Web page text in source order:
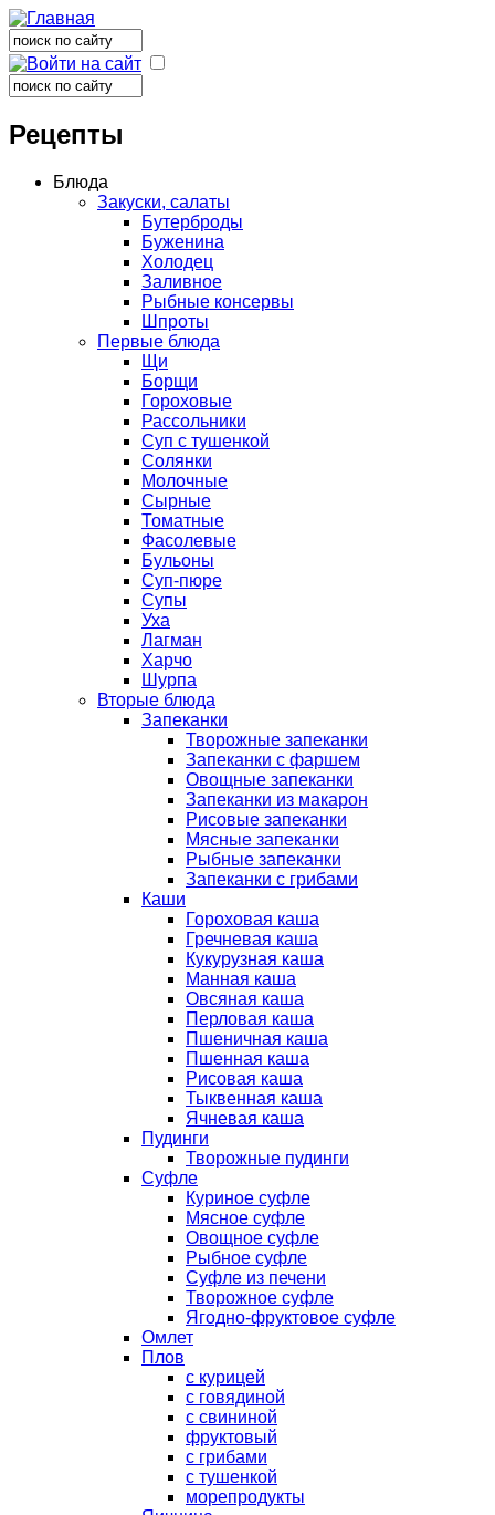
Форма поиска
Поиск
Поиск
Рецепты
Блюда
Закуски, салаты
Бутерброды
Буженина
Холодец
Заливное
Рыбные консервы
Шпроты
Первые блюда
Щи
Борщи
Гороховые
Рассольники
Суп с тушенкой
Солянки
Молочные
Сырные
Томатные
Фасолевые
Бульоны
Суп-пюре
Супы
Уха
Лагман
Харчо
Шурпа
Вторые блюда
Запеканки
Творожные запеканки
Запеканки с фаршем
Овощные запеканки
Запеканки из макарон
Рисовые запеканки
Мясные запеканки
Рыбные запеканки
Запеканки с грибами
Каши
Гороховая каша
Гречневая каша
Кукурузная каша
Манная каша
Овсяная каша
Перловая каша
Пшеничная каша
Пшенная каша
Рисовая каша
Тыквенная каша
Ячневая каша
Пудинги
Творожные пудинги
Суфле
Куриное суфле
Мясное суфле
Овощное суфле
Рыбное суфле
Суфле из печени
Творожное суфле
Ягодно-фруктовое суфле
Омлет
Плов
с курицей
с говядиной
с свининой
фруктовый
с грибами
с тушенкой
морепродукты